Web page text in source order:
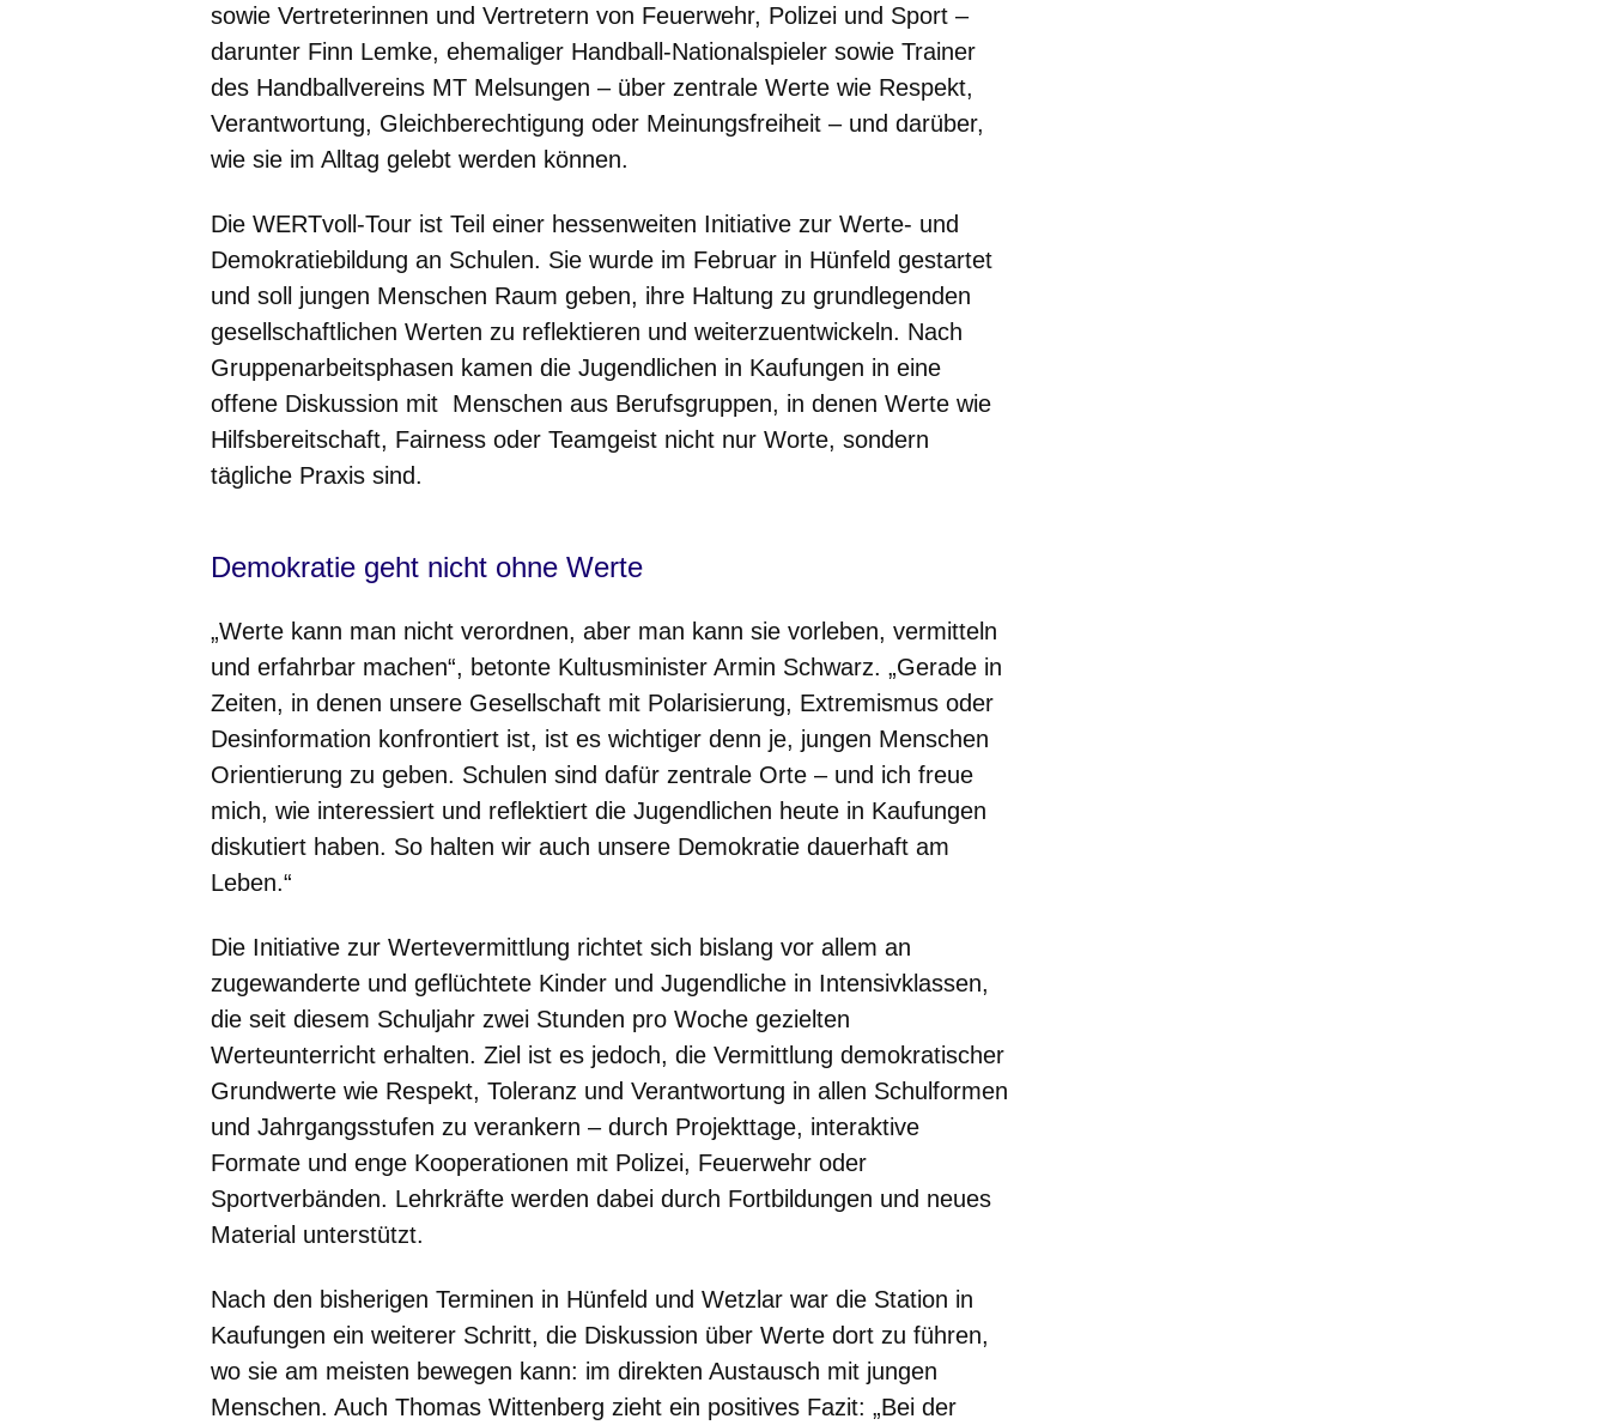
sowie Vertreterinnen und Vertretern von Feuerwehr, Polizei und Sport –
darunter Finn Lemke, ehemaliger Handball-Nationalspieler sowie Trainer
des Handballvereins MT Melsungen – über zentrale Werte wie Respekt,
Verantwortung, Gleichberechtigung oder Meinungsfreiheit – und darüber,
wie sie im Alltag gelebt werden können.
Die WERTvoll-Tour ist Teil einer hessenweiten Initiative zur Werte- und
Demokratiebildung an Schulen. Sie wurde im Februar in Hünfeld gestartet
und soll jungen Menschen Raum geben, ihre Haltung zu grundlegenden
gesellschaftlichen Werten zu reflektieren und weiterzuentwickeln. Nach
Gruppenarbeitsphasen kamen die Jugendlichen in Kaufungen in eine
offene Diskussion mit Menschen aus Berufsgruppen, in denen Werte wie
Hilfsbereitschaft, Fairness oder Teamgeist nicht nur Worte, sondern
tägliche Praxis sind.
Demokratie geht nicht ohne Werte
„Werte kann man nicht verordnen, aber man kann sie vorleben, vermitteln
und erfahrbar machen“, betonte Kultusminister Armin Schwarz. „Gerade in
Zeiten, in denen unsere Gesellschaft mit Polarisierung, Extremismus oder
Desinformation konfrontiert ist, ist es wichtiger denn je, jungen Menschen
Orientierung zu geben. Schulen sind dafür zentrale Orte – und ich freue
mich, wie interessiert und reflektiert die Jugendlichen heute in Kaufungen
diskutiert haben. So halten wir auch unsere Demokratie dauerhaft am
Leben.“
Die Initiative zur Wertevermittlung richtet sich bislang vor allem an
zugewanderte und geflüchtete Kinder und Jugendliche in Intensivklassen,
die seit diesem Schuljahr zwei Stunden pro Woche gezielten
Werteunterricht erhalten. Ziel ist es jedoch, die Vermittlung demokratischer
Grundwerte wie Respekt, Toleranz und Verantwortung in allen Schulformen
und Jahrgangsstufen zu verankern – durch Projekttage, interaktive
Formate und enge Kooperationen mit Polizei, Feuerwehr oder
Sportverbänden. Lehrkräfte werden dabei durch Fortbildungen und neues
Material unterstützt.
Nach den bisherigen Terminen in Hünfeld und Wetzlar war die Station in
Kaufungen ein weiterer Schritt, die Diskussion über Werte dort zu führen,
wo sie am meisten bewegen kann: im direkten Austausch mit jungen
Menschen. Auch Thomas Wittenberg zieht ein positives Fazit: „Bei der